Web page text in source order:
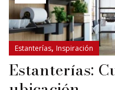
Estanterías, Inspiración
Estanterías: